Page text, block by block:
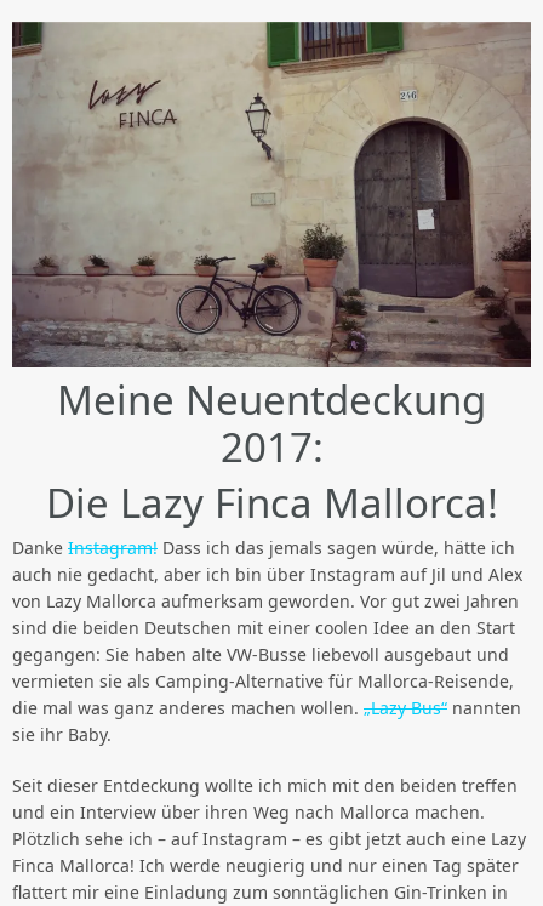
Meine Neuentdeckung
2017:
Die Lazy Finca Mallorca!
Danke Instagram! Dass ich das jemals sagen würde, hätte ich
auch nie gedacht, aber ich bin über Instagram auf Jil und Alex
von Lazy Mallorca aufmerksam geworden. Vor gut zwei Jahren
sind die beiden Deutschen mit einer coolen Idee an den Start
gegangen: Sie haben alte VW-Busse liebevoll ausgebaut und
vermieten sie als Camping-Alternative für Mallorca-Reisende,
die mal was ganz anderes machen wollen. „Lazy Bus“ nannten
sie ihr Baby.
Seit dieser Entdeckung wollte ich mich mit den beiden treffen
und ein Interview über ihren Weg nach Mallorca machen.
Plötzlich sehe ich – auf Instagram – es gibt jetzt auch eine Lazy
Finca Mallorca! Ich werde neugierig und nur einen Tag später
flattert mir eine Einladung zum sonntäglichen Gin-Trinken in